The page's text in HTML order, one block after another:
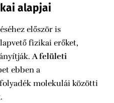
alapjai
először is
fizikai erőket,
A felületi
ebben a
molekulái közötti